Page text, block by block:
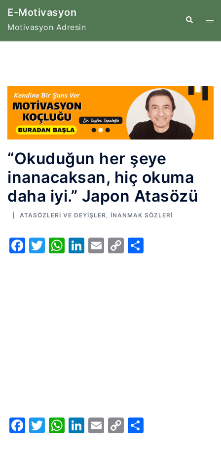
İçeriğe
E-Motivasyon
Motivasyon Adresin
Search
“Okuduğun her şeye
inanacaksan, hiç okuma
daha iyi.” Japon Atasözü
ATASÖZLERI VE DEYIŞLER İNANMAK SÖZLERI
Facebook
Twitter
WhatsApp
LinkedIn
Email
Copy
Facebook
Twitter
WhatsApp
LinkedIn
Email
Copy